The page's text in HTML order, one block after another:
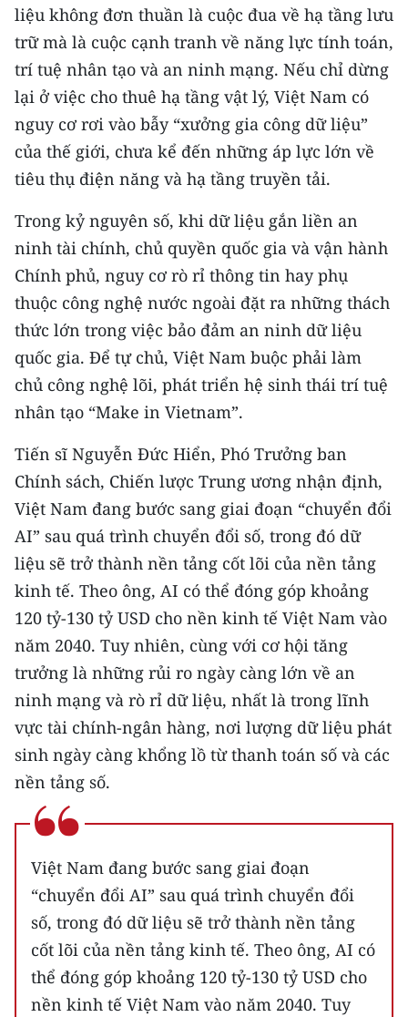
liệu không đơn thuần là cuộc đua về hạ tầng lưu
trữ mà là cuộc cạnh tranh về năng lực tính toán,
trí tuệ nhân tạo và an ninh mạng. Nếu chỉ dừng
lại ở việc cho thuê hạ tầng vật lý, Việt Nam có
nguy cơ rơi vào bẫy “xưởng gia công dữ liệu”
của thế giới, chưa kể đến những áp lực lớn về
tiêu thụ điện năng và hạ tầng truyền tải.
Trong kỷ nguyên số, khi dữ liệu gắn liền an
ninh tài chính, chủ quyền quốc gia và vận hành
Chính phủ, nguy cơ rò rỉ thông tin hay phụ
thuộc công nghệ nước ngoài đặt ra những thách
thức lớn trong việc bảo đảm an ninh dữ liệu
quốc gia. Để tự chủ, Việt Nam buộc phải làm
chủ công nghệ lõi, phát triển hệ sinh thái trí tuệ
nhân tạo “Make in Vietnam”.
Tiến sĩ Nguyễn Đức Hiển, Phó Trưởng ban
Chính sách, Chiến lược Trung ương nhận định,
Việt Nam đang bước sang giai đoạn “chuyển đổi
AI” sau quá trình chuyển đổi số, trong đó dữ
liệu sẽ trở thành nền tảng cốt lõi của nền tảng
kinh tế. Theo ông, AI có thể đóng góp khoảng
120 tỷ-130 tỷ USD cho nền kinh tế Việt Nam vào
năm 2040. Tuy nhiên, cùng với cơ hội tăng
trưởng là những rủi ro ngày càng lớn về an
ninh mạng và rò rỉ dữ liệu, nhất là trong lĩnh
vực tài chính-ngân hàng, nơi lượng dữ liệu phát
sinh ngày càng khổng lồ từ thanh toán số và các
nền tảng số.
Việt Nam đang bước sang giai đoạn
“chuyển đổi AI” sau quá trình chuyển đổi
số, trong đó dữ liệu sẽ trở thành nền tảng
cốt lõi của nền tảng kinh tế. Theo ông, AI có
thể đóng góp khoảng 120 tỷ-130 tỷ USD cho
nền kinh tế Việt Nam vào năm 2040. Tuy